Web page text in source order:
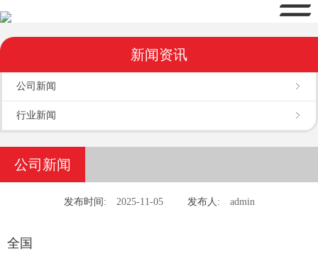
新闻资讯
公司新闻
行业新闻
公司新闻
发布时间: 2025-11-05 发布人: admin
全国